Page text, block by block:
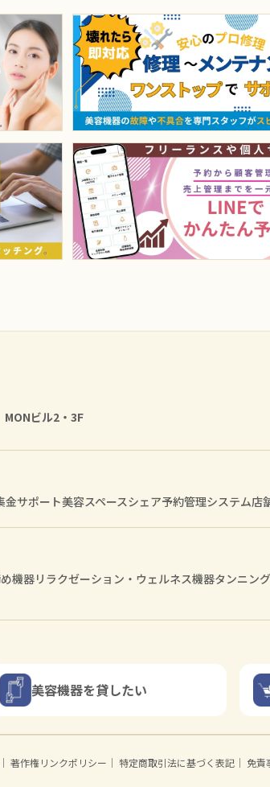
ビル2・3F
金サポート美容スペースシェア予約管理システム店
機器リラクゼーション・ウェルネス機器タンニン
美容機器を貸したい
｜ 著作権リンクポリシー ｜ 特定商取引法に基づく表記 ｜ 免責